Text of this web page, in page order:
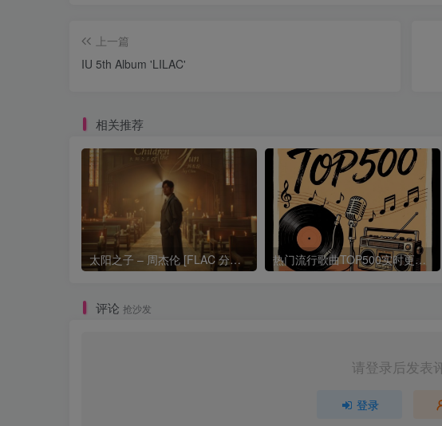
上一篇
IU 5th Album 'LILAC'
相关推荐
太阳之子 – 周杰伦 [FLAC 分轨 192Khz 24bit] 热门流行歌曲TOP500实时更新192khz/24bit【母带音质】
评论 抢沙发
请登录后发表
登录